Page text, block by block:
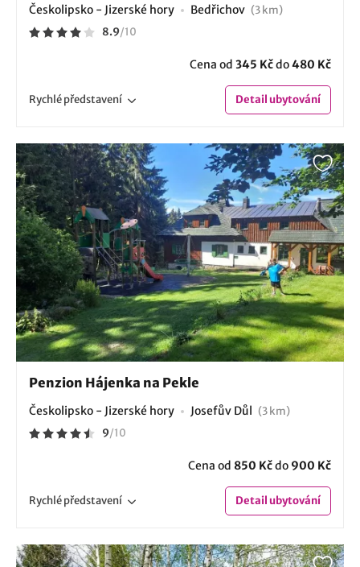
Českolipsko - Jizerské hory Bedřichov (3 km)
8.9/10
Cena od 345 Kčdo480 Kč
Rychlépředstavení Detailubytování
Penzion Hájenka na Pekle
Českolipsko - Jizerské hory Josefův Důl (3 km)
9/10
Cena od 850 Kčdo 900 Kč
Rychlépředstavení Detailubytování